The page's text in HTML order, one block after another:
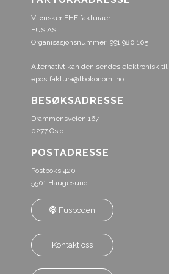
Vi ønsker EHF fakturaer.
FUS AS
Organisasjonsnummer: 991 980 105
Alternativt kan den sendes elektronisk til:
epostfaktura@tbokonomi.no
BESØKSADRESSE
Drammensveien 167
0277 Oslo
POSTADRESSE
Postboks 420
5501 Haugesund
Fuspoden
Kontakt oss